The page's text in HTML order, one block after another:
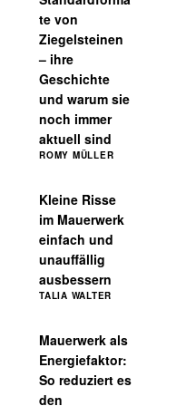
te von
Ziegelsteinen
– ihre
Geschichte
und warum sie
noch immer
aktuell sind
ROMY MÜLLER
Kleine Risse
im Mauerwerk
einfach und
unauffällig
ausbessern
TALIA WALTER
Mauerwerk als
Energiefaktor:
So reduziert es
den